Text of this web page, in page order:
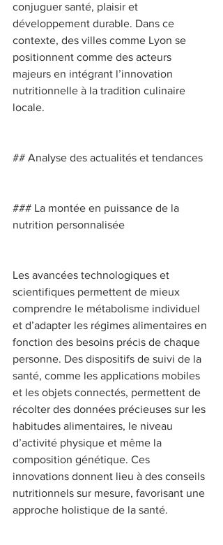
conjuguer santé, plaisir et
développement durable. Dans ce
contexte, des villes comme Lyon se
positionnent comme des acteurs
majeurs en intégrant l’innovation
nutritionnelle à la tradition culinaire
locale.
## Analyse des actualités et tendances
### La montée en puissance de la
nutrition personnalisée
Les avancées technologiques et
scientifiques permettent de mieux
comprendre le métabolisme individuel
et d’adapter les régimes alimentaires en
fonction des besoins précis de chaque
personne. Des dispositifs de suivi de la
santé, comme les applications mobiles
et les objets connectés, permettent de
récolter des données précieuses sur les
habitudes alimentaires, le niveau
d’activité physique et même la
composition génétique. Ces
innovations donnent lieu à des conseils
nutritionnels sur mesure, favorisant une
approche holistique de la santé.